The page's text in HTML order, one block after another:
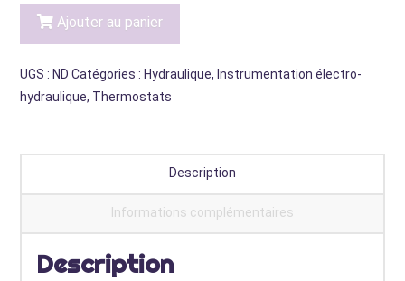
Thermostats
Ajouter au panier
UGS : ND Catégories : Hydraulique, Instrumentation électro-
hydraulique, Thermostats
Description
Informations complémentaires
Description